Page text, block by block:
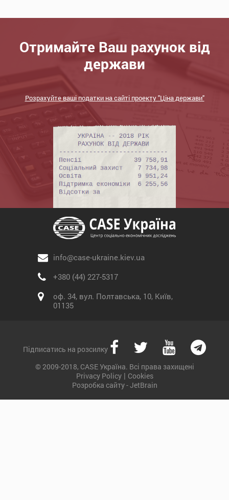
Отримайте Ваш рахунок від
держави
Розрахуйте ваші податки на сайті проекту "Ціна держави"
info@case-ukraine.kiev.ua
+380 (44) 227-5317
оф. 34, вул. Полтавська, 10, Київ,
01135
Підписатись на розсилку
© 2009-2018, CASE Україна. Всі права захищені
Privacy Policy| Cookies
Розробка сайту - JetBrain